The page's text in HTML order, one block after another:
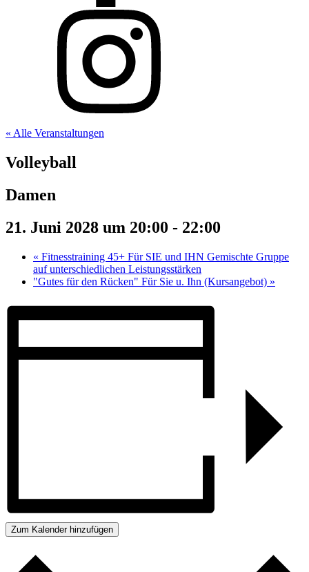
« Alle Veranstaltungen
Volleyball
Damen
21. Juni 2028 um 20:00 - 22:00
« Fitnesstraining 45+ Für SIE und IHN Gemischte Gruppe
auf unterschiedlichen Leistungsstärken
"Gutes für den Rücken" Für Sie u. Ihn (Kursangebot) »
Zum Kalender hinzufügen